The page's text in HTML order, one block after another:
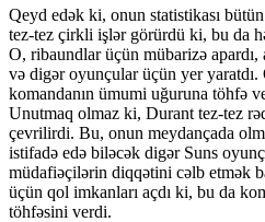
Qeyd edək ki, onun statistikası
tez-tez çirkli işlər görürdü ki, bu da
O, ribaundlar üçün mübarizə
və digər oyunçular üçün yer
komandanın ümumi uğuruna töhfə
Unutmaq olmaz ki, Durant tez-tez
çevrilirdi. Bu, onun meydançada
istifadə edə biləcək digər Suns
müdafiəçilərin diqqətini cəlb etmək
üçün qol imkanları açdı ki, bu da
töhfəsini verdi.